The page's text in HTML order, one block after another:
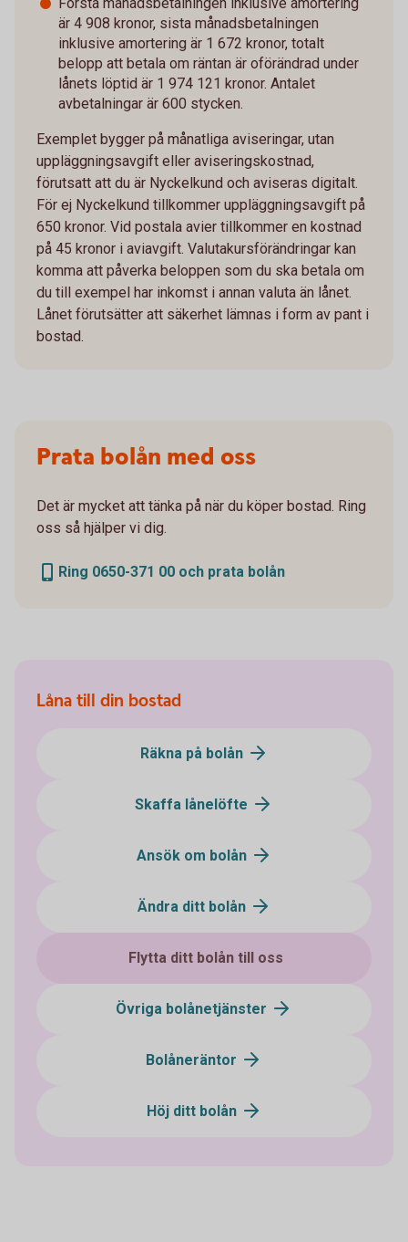
Första månadsbetalningen inklusive amortering
är 4 908 kronor, sista månadsbetalningen
inklusive amortering är 1 672 kronor, totalt
belopp att betala om räntan är oförändrad under
lånets löptid är 1 974 121 kronor. Antalet
avbetalningar är 600 stycken.
Exemplet bygger på månatliga aviseringar, utan
uppläggningsavgift eller aviseringskostnad,
förutsatt att du är Nyckelkund och aviseras digitalt.
För ej Nyckelkund tillkommer uppläggningsavgift på
650 kronor. Vid postala avier tillkommer en kostnad
på 45 kronor i aviavgift. Valutakursförändringar kan
komma att påverka beloppen som du ska betala om
du till exempel har inkomst i annan valuta än lånet.
Lånet förutsätter att säkerhet lämnas i form av pant i
bostad.
Prata bolån med oss
Det är mycket att tänka på när du köper bostad. Ring
oss så hjälper vi dig.
Ring 0650-371 00 och prata bolån
Låna till din bostad
Räkna på bolån
Skaffa lånelöfte
Ansök om bolån
Ändra ditt bolån
Flytta ditt bolån till oss
Övriga bolånetjänster
Bolåneräntor
Höj ditt bolån